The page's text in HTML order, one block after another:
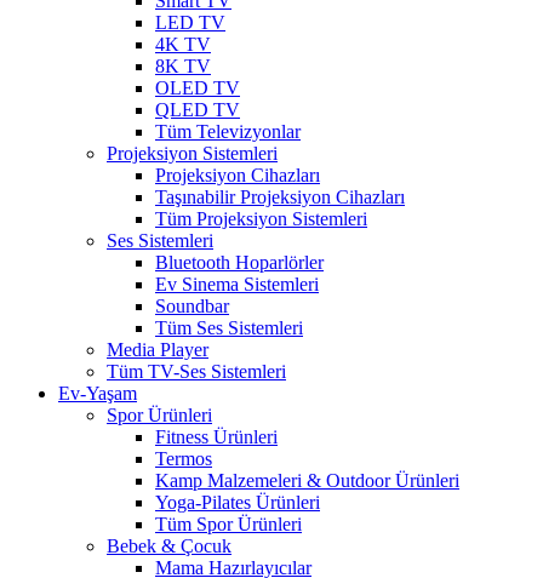
LED TV
4K TV
8K TV
OLED TV
QLED TV
Tüm Televizyonlar
Projeksiyon Sistemleri
Projeksiyon Cihazları
Taşınabilir Projeksiyon Cihazları
Tüm Projeksiyon Sistemleri
Ses Sistemleri
Bluetooth Hoparlörler
Ev Sinema Sistemleri
Soundbar
Tüm Ses Sistemleri
Media Player
Tüm TV-Ses Sistemleri
Ev-Yaşam
Spor Ürünleri
Fitness Ürünleri
Termos
Kamp Malzemeleri & Outdoor Ürünleri
Yoga-Pilates Ürünleri
Tüm Spor Ürünleri
Bebek & Çocuk
Mama Hazırlayıcılar